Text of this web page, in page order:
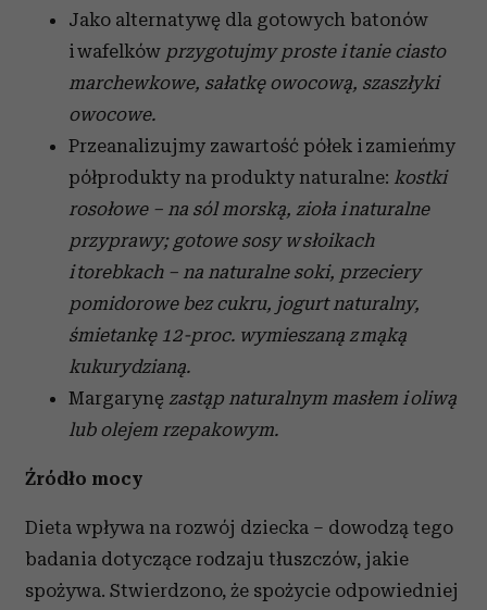
Jako alternatywę dla gotowych batonów
i wafelków przygotujmy proste i tanie ciasto
marchewkowe, sałatkę owocową, szaszłyki
owocowe.
Przeanalizujmy zawartość półek i zamieńmy
półprodukty na produkty naturalne: kostki
rosołowe – na sól morską, zioła i naturalne
przyprawy; gotowe sosy w słoikach
i torebkach – na naturalne soki, przeciery
pomidorowe bez cukru, jogurt naturalny,
śmietankę 12-proc. wymieszaną z mąką
kukurydzianą.
Margarynę zastąp naturalnym masłem i oliwą
lub olejem rzepakowym.
Źródło mocy
Dieta wpływa na rozwój dziecka – dowodzą tego
badania dotyczące rodzaju tłuszczów, jakie
spożywa. Stwierdzono, że spożycie odpowiedniej